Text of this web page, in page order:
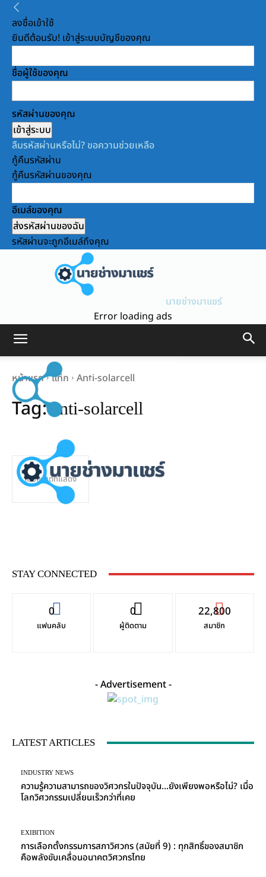
ลงชื่อเข้าใช้
ยินดีต้อนรับ! เข้าสู่ระบบบัญชีของคุณ
ชื่อผู้ใช้ของคุณ
รหัสผ่านของคุณ
ลืมรหัสผ่านหรือไม่? ขอความช่วยเหลือ
กู้คืนรหัสผ่าน
กู้คืนรหัสผ่านของคุณ
อีเมล์ของคุณ
รหัสผ่านจะถูกอีเมล์ถึงคุณ
นายช่างมาแชร์
Error loading ads
หน้าแรก แท็ก Anti-solarcell
Tag:anti-solarcell
ไม่มีโพสต์ที่แสดง
STAY CONNECTED
0
แฟนคลับ
0
ผู้ติดตาม
22,800
สมาชิก
- Advertisement -
LATEST ARTICLES
INDUSTRY NEWS
ความรู้ความสามารถของวิศวกรในปัจจุบัน…ยังเพียงพอหรือไม่? เมื่อ
โลกวิศวกรรมเปลี่ยนเร็วกว่าที่เคย
EXIBITION
การเลือกตั้งกรรมการสภาวิศวกร (สมัยที่ 9) : ทุกสิทธิ์ของสมาชิก
คือพลังขับเคลื่อนอนาคตวิศวกรไทย